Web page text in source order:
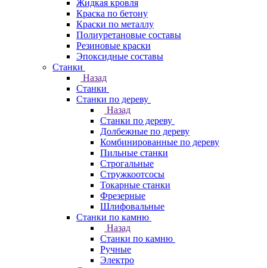
Жидкая кровля
Краска по бетону
Краски по металлу
Полиуретановые составы
Резиновые краски
Эпоксидные составы
Станки
Назад
Станки
Станки по дереву
Назад
Станки по дереву
Долбежные по дереву
Комбинированные по дереву
Пильные станки
Строгальные
Стружкоотсосы
Токарные станки
Фрезерные
Шлифовальные
Станки по камню
Назад
Станки по камню
Ручные
Электро